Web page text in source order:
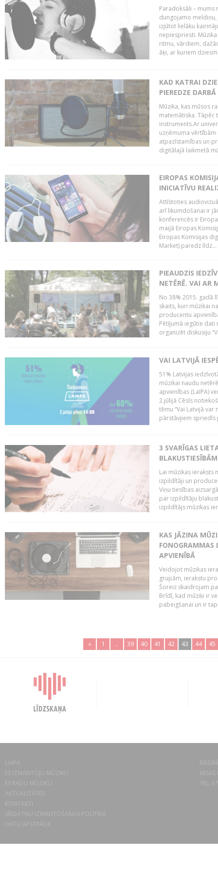
Paradoksāli – mums
dungojamo
izjūtot lielāku
nepiespriesti.
ritmu, vārdiem,
āķi, ar kuriem
KAD KATRAI
PIEREDZE
Mūzika, kas mūsos
matemātiska. Tāpēc
instruments.Ar
uzņēmuma
atpazīstamības un
digitālajā laikmetā
EIROPAS
INICIATĪVU
Attīstoties
arī likumdošanai ir
konferencēs ir
maijā Eiropas
Eiropas Komisijas
Market) paredz līdz...
PIEAUDZIS
NETĒRĒ. VAI AR
No 38% 2015. gadā
skaits, kuri mūzikai
producentu
Pētījumā iegūtie dati
organizēt diskusiju
VAI LATVIJĀ
51% Latvijas
mūzikai naudu
apvienības (LaIPA)
2.jūlijā Cēsīs
tēmu “Vai Latvijā
pārstāvjiem spriedīs
3 SVARĪGAS
BLAKUSTIESĪBĀM
Lai mūzikas ieraksts
izpildītāji un
Viņu tiesības
par izpildītāju
izpildītājs mūzikas
KAS JĀZINA
FONOGRAMMAS
APVIENĪBĀ
Veidojot mūzikas
grupām, ierakstu
Šoreiz skaidrojam
Brīdī, kad mūziķi ir
pabeigšanai un ir
« 1 .. 39 40 41 42 43 44 45
LAIPA
ES IZMANTOJU MŪZIKU
ES RADU MŪZIKU
AKTUALITĀTES
KONTAKTI
SĪKDATŅU IZMANTOŠANAS POLITIKA
DATU APSTRĀDE
TEL.